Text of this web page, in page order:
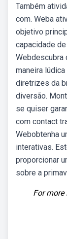
Também
com. Weba
objetivo
capacidade
Webdescubra
maneira
diretrizes da
diversão.
se quiser
com contact
Webobtenha
interativas.
proporcionar
sobre a
For